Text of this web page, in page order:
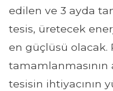
edilen ve 3 ayda
tesis, üretecek
en güçlüsü olacak.
tesisin ihtiyacının